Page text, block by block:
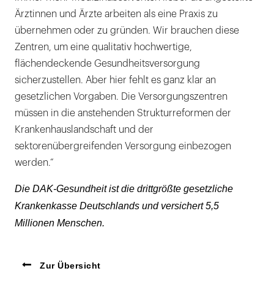
Ärztinnen und Ärzte arbeiten als eine Praxis zu
übernehmen oder zu gründen. Wir brauchen diese
Zentren, um eine qualitativ hochwertige,
flächendeckende Gesundheitsversorgung
sicherzustellen. Aber hier fehlt es ganz klar an
gesetzlichen Vorgaben. Die Versorgungszentren
müssen in die anstehenden Strukturreformen der
Krankenhauslandschaft und der
sektorenübergreifenden Versorgung einbezogen
werden.“
Die DAK-Gesundheit ist die drittgrößte gesetzliche
Krankenkasse Deutschlands und versichert 5,5
Millionen Menschen.
Zur Übersicht